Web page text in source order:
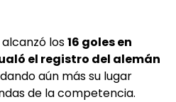
los16 goles en
el registro del alemán
aún más su lugar
de la competencia.